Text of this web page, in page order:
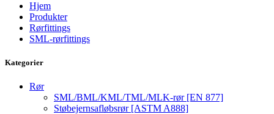
Hjem
Produkter
Rørfittings
SML-rørfittings
Kategorier
Rør
SML/BML/KML/TML/MLK-rør [EN 877]
Støbejernsafløbsrør [ASTM A888]